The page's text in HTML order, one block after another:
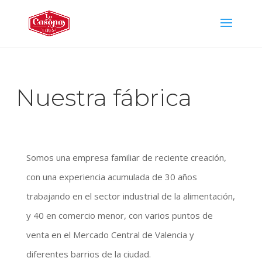
Nuestra fábrica
Somos una empresa familiar de reciente creación,
con una experiencia acumulada de 30 años
trabajando en el sector industrial de la alimentación,
y 40 en comercio menor, con varios puntos de
venta en el Mercado Central de Valencia y
diferentes barrios de la ciudad.